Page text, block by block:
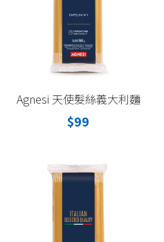
Agnesi 天使髮絲義大利麵
$99